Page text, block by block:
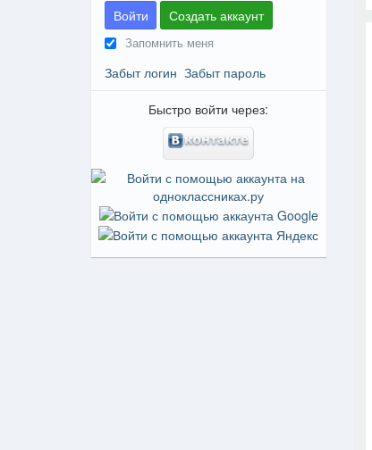
Войти Создать аккаунт
Запомнить меня
Забыт логин Забыт пароль
Быстро войти через: